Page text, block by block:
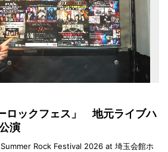
ロックフェス」 地元ライブハ
演
Rock Festival 2026 at 埼玉会館ホ